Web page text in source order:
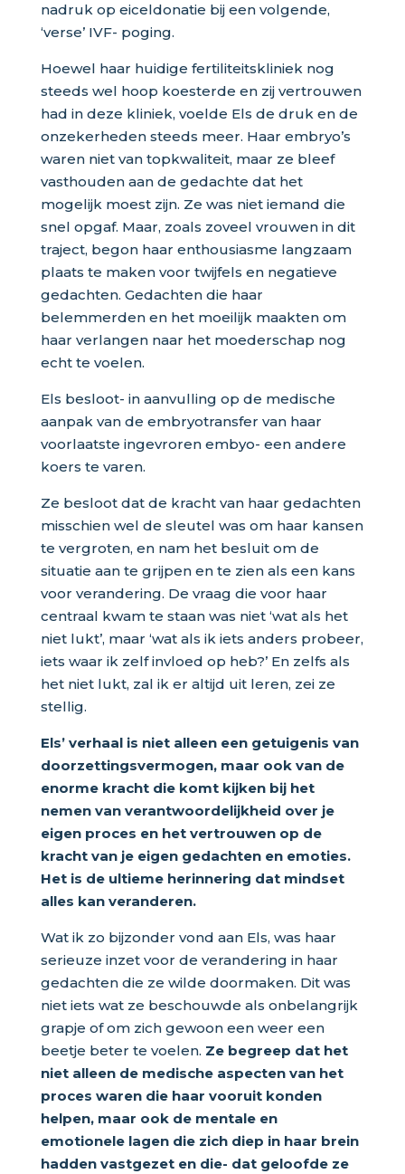
nadruk op eiceldonatie bij een volgende,
‘verse’ IVF- poging.
Hoewel haar huidige fertiliteitskliniek nog
steeds wel hoop koesterde en zij vertrouwen
had in deze kliniek, voelde Els de druk en de
onzekerheden steeds meer. Haar embryo’s
waren niet van topkwaliteit, maar ze bleef
vasthouden aan de gedachte dat het
mogelijk moest zijn. Ze was niet iemand die
snel opgaf. Maar, zoals zoveel vrouwen in dit
traject, begon haar enthousiasme langzaam
plaats te maken voor twijfels en negatieve
gedachten. Gedachten die haar
belemmerden en het moeilijk maakten om
haar verlangen naar het moederschap nog
echt te voelen.
Els besloot- in aanvulling op de medische
aanpak van de embryotransfer van haar
voorlaatste ingevroren embyo- een andere
koers te varen.
Ze besloot dat de kracht van haar gedachten
misschien wel de sleutel was om haar kansen
te vergroten, en nam het besluit om de
situatie aan te grijpen en te zien als een kans
voor verandering. De vraag die voor haar
centraal kwam te staan was niet ‘wat als het
niet lukt’, maar ‘wat als ik iets anders probeer,
iets waar ik zelf invloed op heb?’ En zelfs als
het niet lukt, zal ik er altijd uit leren, zei ze
stellig.
Els’ verhaal is niet alleen een getuigenis van
doorzettingsvermogen, maar ook van de
enorme kracht die komt kijken bij het
nemen van verantwoordelijkheid over je
eigen proces en het vertrouwen op de
kracht van je eigen gedachten en emoties.
Het is de ultieme herinnering dat mindset
alles kan veranderen.
Wat ik zo bijzonder vond aan Els, was haar
serieuze inzet voor de verandering in haar
gedachten die ze wilde doormaken. Dit was
niet iets wat ze beschouwde als onbelangrijk
grapje of om zich gewoon een weer een
beetje beter te voelen. Ze begreep dat het
niet alleen de medische aspecten van het
proces waren die haar vooruit konden
helpen, maar ook de mentale en
emotionele lagen die zich diep in haar brein
hadden vastgezet en die- dat geloofde ze